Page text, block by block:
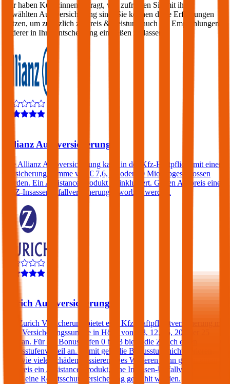
Wir haben Kund:innen befragt, wie zufrieden Sie mit ihrer
gewählten Autoversicherung sind. Sie können diese Erfahrungen
nutzen, um zusätzlich zu Preis & Leistung auch die Empfehlungen
anderer in Ihre Entscheidung einfließen zu lassen:
Allianz Autoversicherung
Die Allianz Autoversicherung kann in der Kfz-Haftpflicht mit einer
Versicherungssumme von € 7,6, 15 oder 30 Mio. abgeschlossen
werden. Ein Assistance-Produkt ist inkludiert. Gegen Aufpreis eine
KFZ-Insassenunfallversicherung erworben werden.
Zurich Autoversicherung
Die Zurich Versicherung bietet eine Kfz-Haftpflichtversicherung mit
einer Versicherungssumme in Höhe von € 8, 12, 15, 20 oder 25
Mio. an. Für die Bonusstufen 0 bis 3 bietet die Zurich einen
Bonusstufenvorteil an. Damit geht die Bonusstufe nicht verloren,
egal wie viele Schäden passieren. Des Weiteren kann gegen einen
Aufpreis ein Assistance-Produkt, eine Insassen-Unfallversicherung
sowie eine Rechtsschutzversicherung gewählt werden.